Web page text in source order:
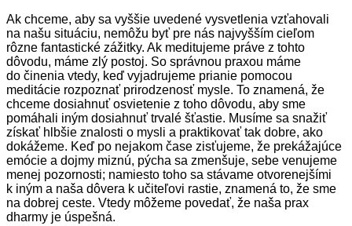
Ak chceme, aby sa vyššie uvedené vysvetlenia vzťahovali
na našu situáciu, nemôžu byť pre nás najvyšším cieľom
rôzne fantastické zážitky. Ak meditujeme práve z tohto
dôvodu, máme zlý postoj. So správnou praxou máme
do činenia vtedy, keď vyjadrujeme prianie pomocou
meditácie rozpoznať prirodzenosť mysle. To znamená, že
chceme dosiahnuť osvietenie z toho dôvodu, aby sme
pomáhali iným dosiahnuť trvalé šťastie. Musíme sa snažiť
získať hlbšie znalosti o mysli a praktikovať tak dobre, ako
dokážeme. Keď po nejakom čase zisťujeme, že prekážajúce
emócie a dojmy miznú, pýcha sa zmenšuje, sebe venujeme
menej pozornosti; namiesto toho sa stávame otvorenejšími
k iným a naša dôvera k učiteľovi rastie, znamená to, že sme
na dobrej ceste. Vtedy môžeme povedať, že naša prax
dharmy je úspešná.